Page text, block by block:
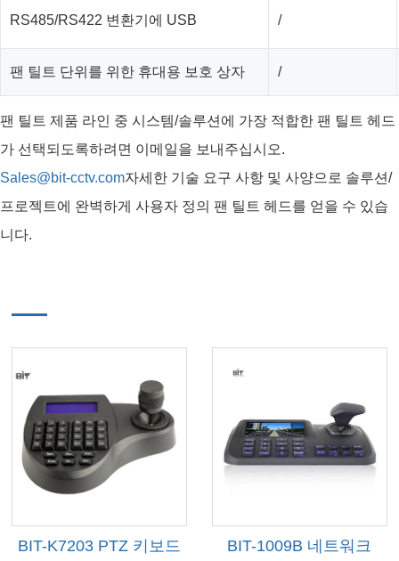
RS485/RS422 변환기에 USB /
팬 틸트 단위를 위한 휴대용 보호 상자 /
팬 틸트 제품 라인 중 시스템/솔루션에 가장 적합한 팬 틸트 헤드
가 선택되도록하려면 이메일을 보내주십시오.
Sales@bit-cctv.com자세한 기술 요구 사항 및 사양으로 솔루션/
프로젝트에 완벽하게 사용자 정의 팬 틸트 헤드를 얻을 수 있습
니다.
BIT-K7203 PTZ 키보드
BIT-1009B 네트워크